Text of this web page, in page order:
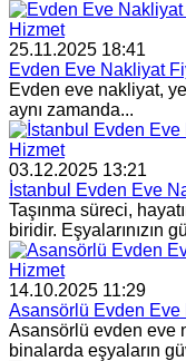
Hizmet
25.11.2025 18:41
Evden Eve Nakliyat
Evden eve nakliyat,
aynı zamanda...
Hizmet
03.12.2025 13:21
İstanbul Evden Eve
Taşınma süreci,
biridir. Eşyalarınızın
Hizmet
14.10.2025 11:29
Asansörlü Evden Eve
Asansörlü evden eve
binalarda eşyaların